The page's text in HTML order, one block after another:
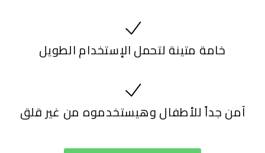
خامة متينة لتحمل الإستخدام الطويل
آمن جداً للأطفال وهيستخدموه من غير قلق